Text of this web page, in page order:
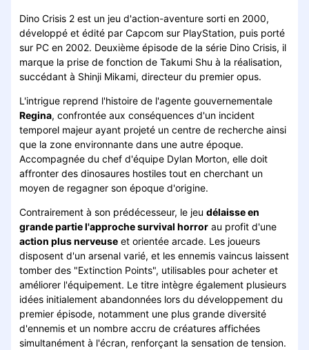
Dino Crisis 2 est un jeu d'action-aventure sorti en 2000,
développé et édité par Capcom sur PlayStation, puis porté
sur PC en 2002. Deuxième épisode de la série Dino Crisis, il
marque la prise de fonction de Takumi Shu à la réalisation,
succédant à Shinji Mikami, directeur du premier opus.
L'intrigue reprend l'histoire de l'agente gouvernementale
Regina, confrontée aux conséquences d'un incident
temporel majeur ayant projeté un centre de recherche ainsi
que la zone environnante dans une autre époque.
Accompagnée du chef d'équipe Dylan Morton, elle doit
affronter des dinosaures hostiles tout en cherchant un
moyen de regagner son époque d'origine.
Contrairement à son prédécesseur, le jeu délaisse en
grande partie l'approche survival horror au profit d'une
action plus nerveuse et orientée arcade. Les joueurs
disposent d'un arsenal varié, et les ennemis vaincus laissent
tomber des "Extinction Points", utilisables pour acheter et
améliorer l'équipement. Le titre intègre également plusieurs
idées initialement abandonnées lors du développement du
premier épisode, notamment une plus grande diversité
d'ennemis et un nombre accru de créatures affichées
simultanément à l'écran, renforçant la sensation de tension.